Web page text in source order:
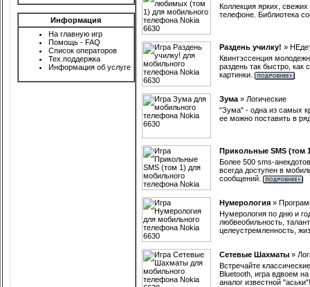
Информация
На главную игр
Помощь - FAQ
Список операторов
Тех.поддержка
Информация об услуге
Коллекция ярких,
телефоне. Библиотека
Раздень училку! »
Квинтэссенция
раздень так быстро,
картинки.
Зума » Логические
"Зума" - одна из самых
ее можно поставить в
Прикольные SMS (том
Более 500 sms-
всегда доступен в
сообщений.
Нумерология »
Нумерология по дню и
любвеобильность,
целеустремленность,
Сетевые Шахматы »
Встречайте
Bluetooth, игра вдвоем
аналог известной